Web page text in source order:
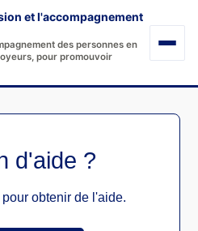
et l'accompagnement
des personnes en
pour promouvoir
d'aide ?
obtenir de l'aide.